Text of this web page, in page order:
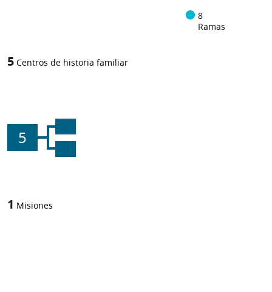
8
Ramas
5 Centros de historia familiar
5
1 Misiones